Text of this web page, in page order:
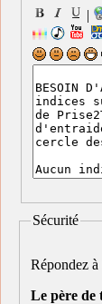
|
Sécurité
Répondez
Le père de